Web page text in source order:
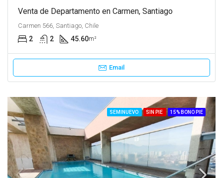
Venta de Departamento en Carmen, Santiago
Carmen 566, Santiago, Chile
2 2 45.60m²
Email
SEMINUEVO SIN PIE 15% BONO PIE